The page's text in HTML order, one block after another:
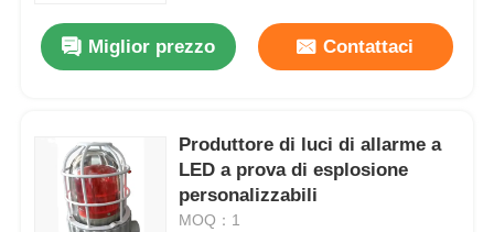
Luce protetta contro le esplosioni dell'allarme
ventilatore antideflagrante
Miglior prezzo Contattaci
Produttore di luci di allarme a
LED a prova di esplosione
personalizzabili
MOQ：1